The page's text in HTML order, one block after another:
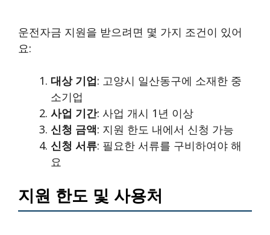
운전자금 지원을 받으려면 몇 가지 조건이 있어
요:
대상 기업: 고양시 일산동구에 소재한 중
소기업
사업 기간: 사업 개시 1년 이상
신청 금액: 지원 한도 내에서 신청 가능
신청 서류: 필요한 서류를 구비하여야 해
요
지원 한도 및 사용처